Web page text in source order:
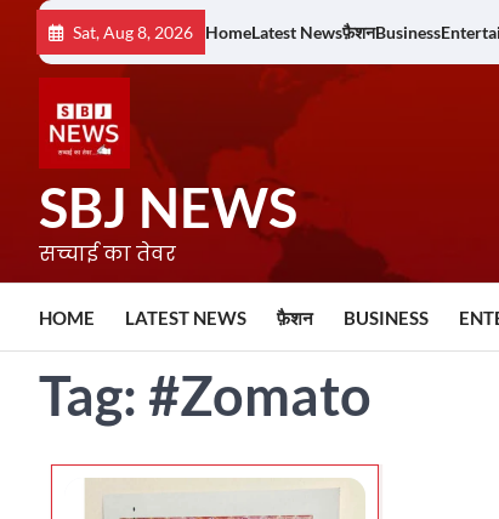
content
Sat, Aug 8, 2026 HomeLatest Newsफ़ैशनBusiness
SBJ NEWS
सच्चाई का तेवर
HOME LATEST NEWS फ़ैशन BUSINESS
Tag: #Zomato